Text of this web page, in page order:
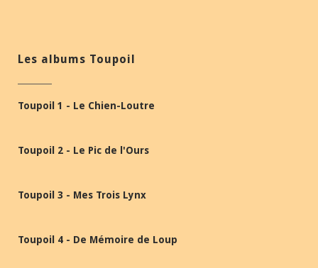
Les albums Toupoil
Toupoil 1 - Le Chien-Loutre
Toupoil 2 - Le Pic de l'Ours
Toupoil 3 - Mes Trois Lynx
Toupoil 4 - De Mémoire de Loup